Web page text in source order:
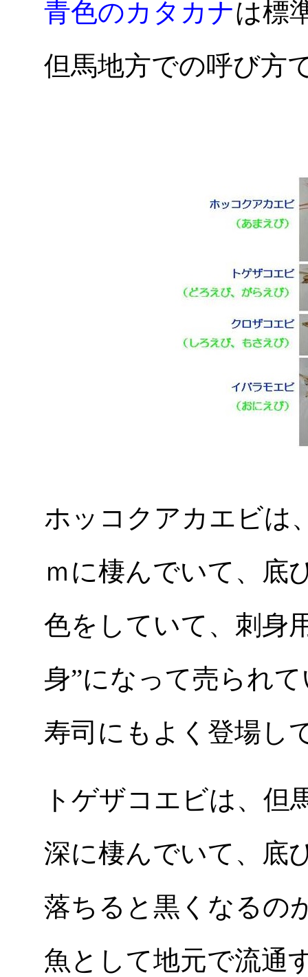
青色のカタカナは標
但馬地方での呼び方
ホッコクアカエビは
ｍに棲んでいて、底
色をしていて、刺身
身”になって売られ
寿司にもよく登場し
トゲザコエビは、但
深に棲んでいて、底
落ちると黒くなるの
魚として地元で流通